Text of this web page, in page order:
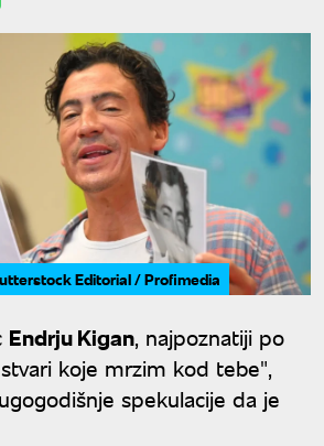
Editorial / Profimedia
Endrju Kigan, najpoznatiji po
koje mrzim kod tebe",
spekulacije da je